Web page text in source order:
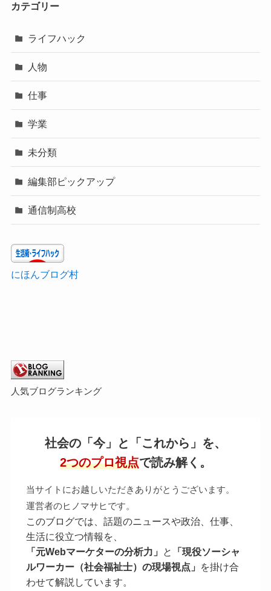
カテゴリー
ライフハック
人物
仕事
学業
未分類
編集部ピックアップ
通信制高校
にほんブログ村
人気ブログランキング
社会の「今」と「これから」を、
2つのプロ視点で読み解く。
当サイトにお越しいただきありがとうございます。
運営者のヒノマサヒです。
このブログでは、話題のニュースや政治、仕事、
生活に役立つ情報を、
「元Webマーケターの分析力」
と
「現役ソーシャ
ルワーカー（社会福祉士）の現場視点」
を掛け合
わせて解説しています。